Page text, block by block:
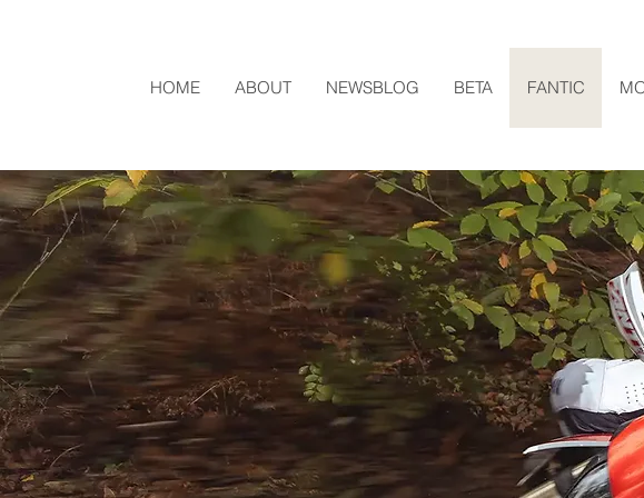
HOME ABOUT NEWSBLOG BETA FANTIC